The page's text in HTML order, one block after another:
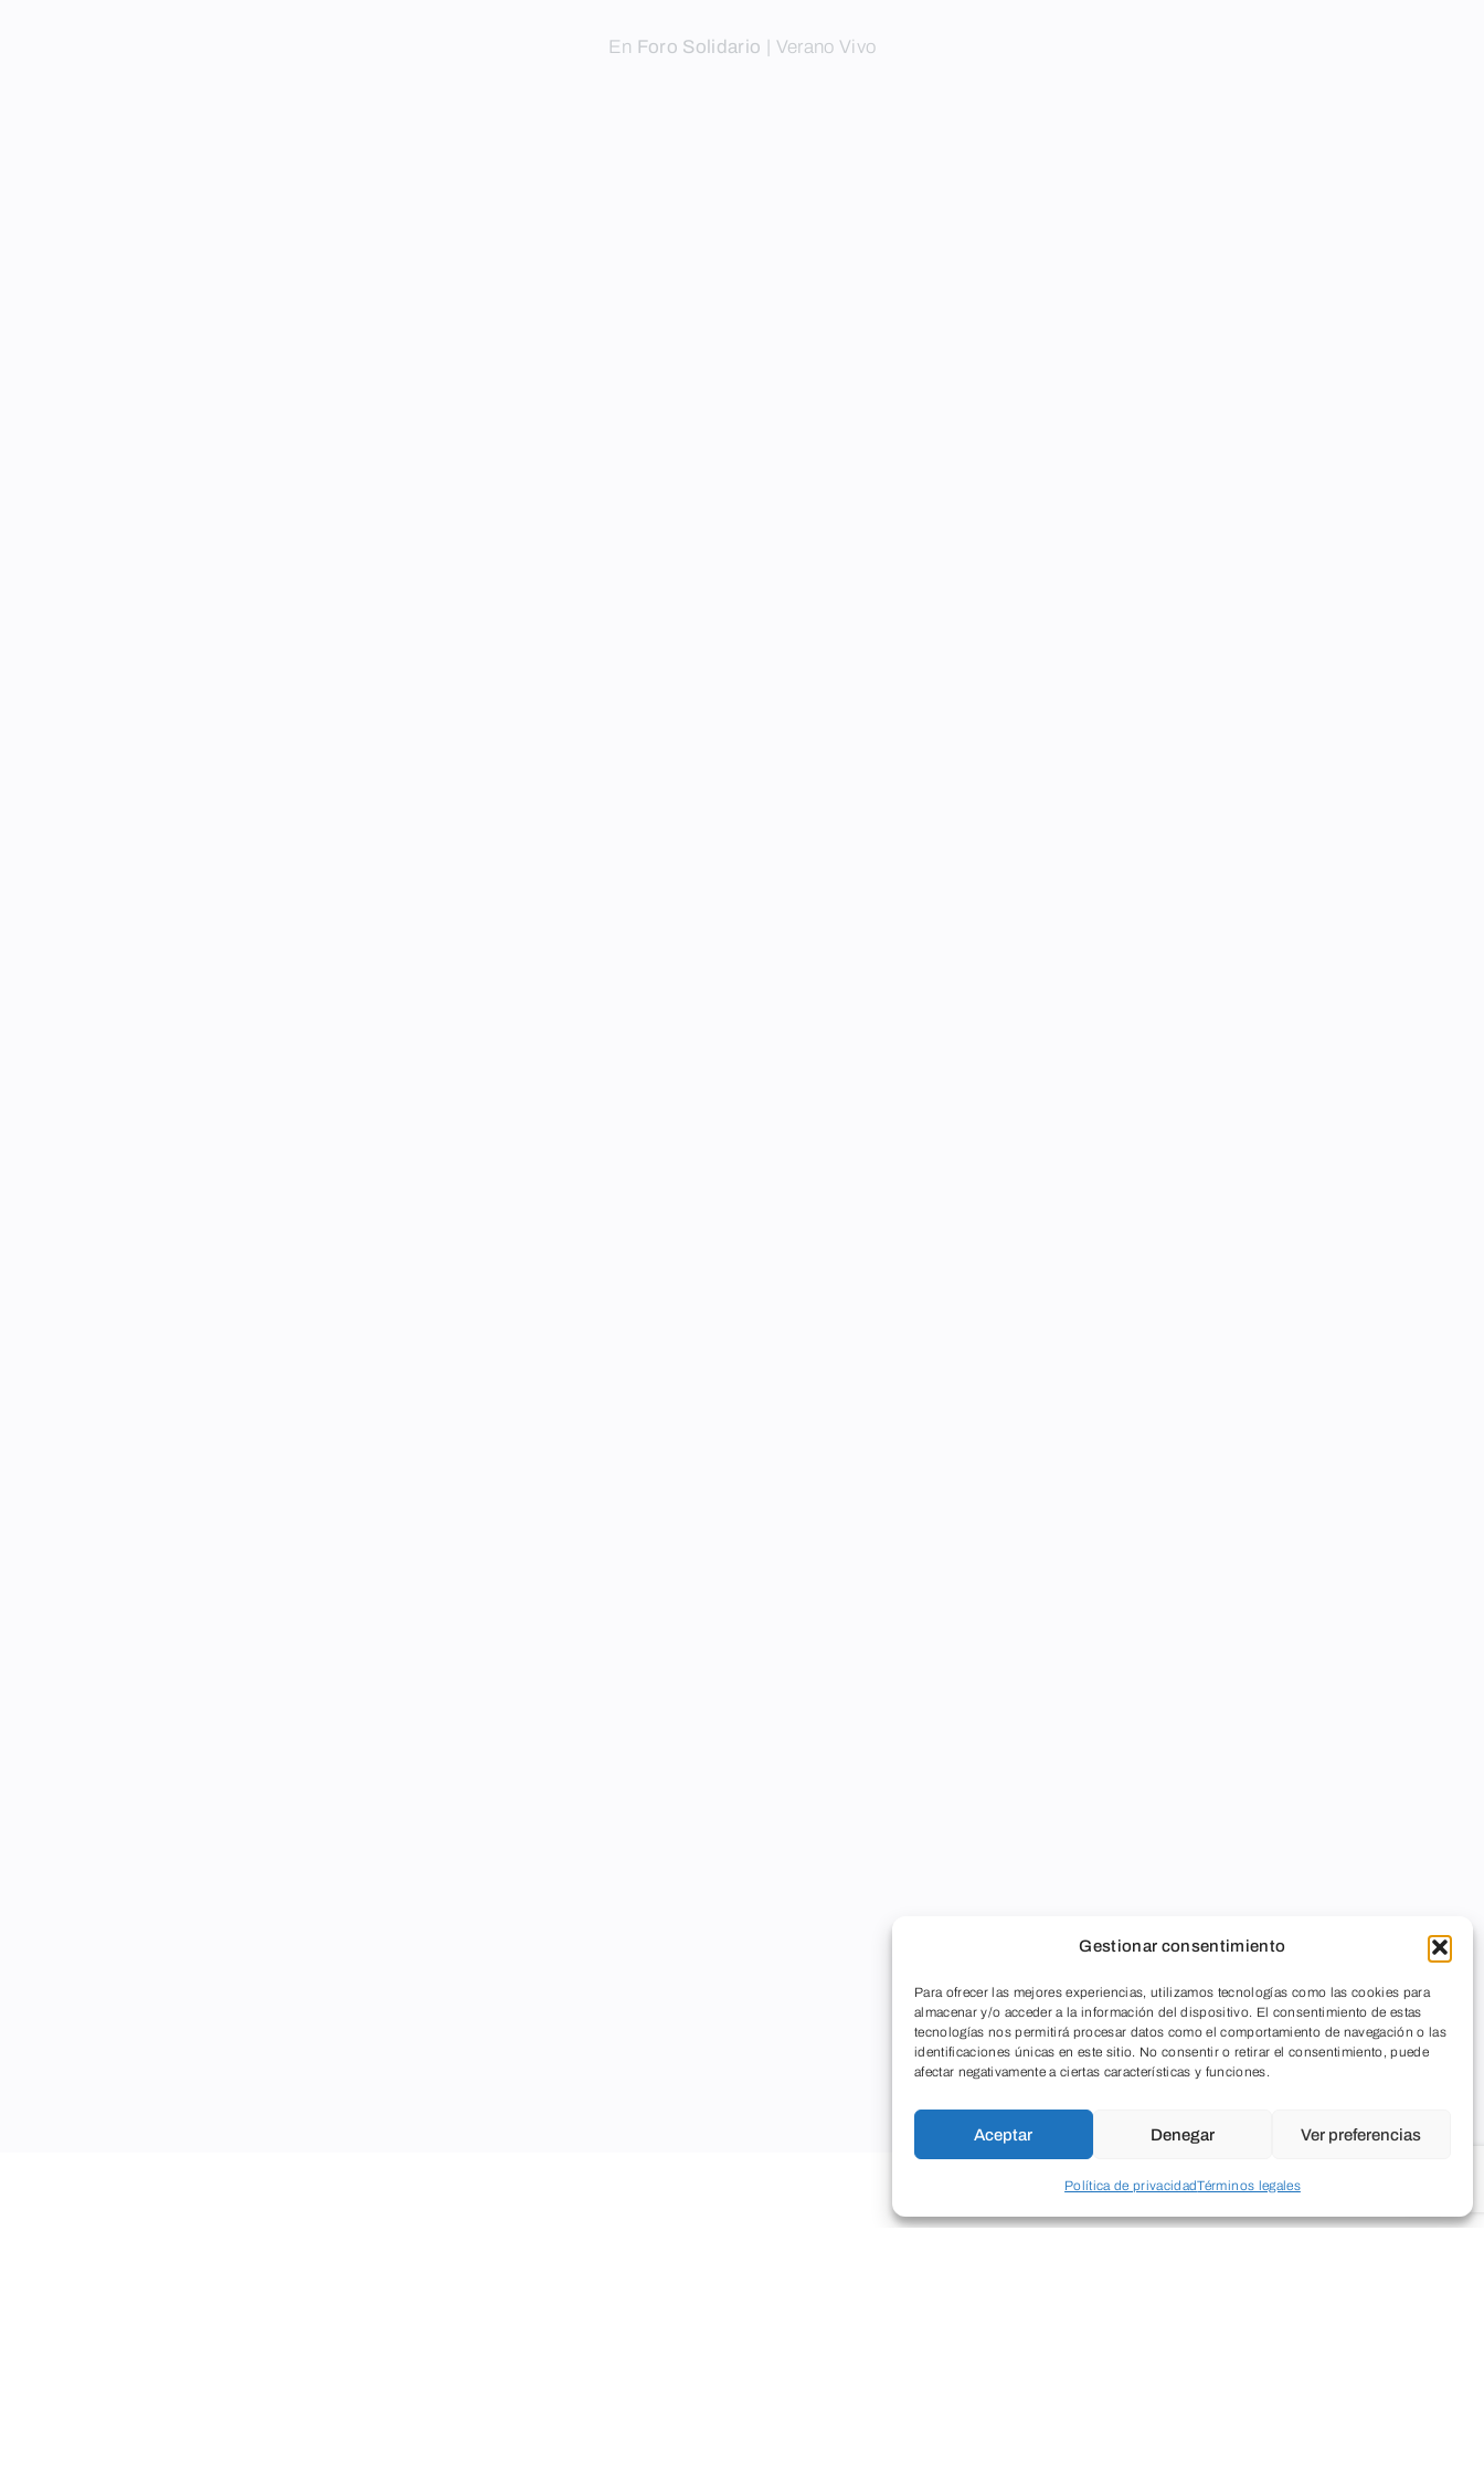
Gestionar consentimiento
Para ofrecer las mejores experiencias, utilizamos tecnologías como las cookies para
almacenar y/o acceder a la información del dispositivo. El consentimiento de estas
tecnologías nos permitirá procesar datos como el comportamiento de navegación o las
identificaciones únicas en este sitio. No consentir o retirar el consentimiento, puede
afectar negativamente a ciertas características y funciones.
Aceptar Denegar Ver preferencias
Política de privacidadTérminos legales
En Foro Solidario Verano Vivo